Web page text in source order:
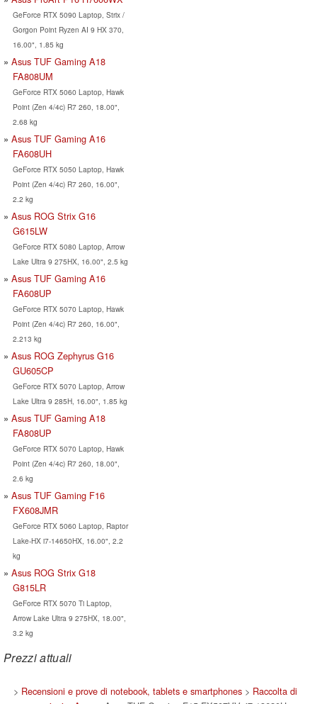
GeForce RTX 5090 Laptop, Strix /
Gorgon Point Ryzen AI 9 HX 370,
16.00", 1.85 kg
Asus TUF Gaming A18
FA808UM
GeForce RTX 5060 Laptop, Hawk
Point (Zen 4/4c) R7 260, 18.00",
2.68 kg
Asus TUF Gaming A16
FA608UH
GeForce RTX 5050 Laptop, Hawk
Point (Zen 4/4c) R7 260, 16.00",
2.2 kg
Asus ROG Strix G16
G615LW
GeForce RTX 5080 Laptop, Arrow
Lake Ultra 9 275HX, 16.00", 2.5 kg
Asus TUF Gaming A16
FA608UP
GeForce RTX 5070 Laptop, Hawk
Point (Zen 4/4c) R7 260, 16.00",
2.213 kg
Asus ROG Zephyrus G16
GU605CP
GeForce RTX 5070 Laptop, Arrow
Lake Ultra 9 285H, 16.00", 1.85 kg
Asus TUF Gaming A18
FA808UP
GeForce RTX 5070 Laptop, Hawk
Point (Zen 4/4c) R7 260, 18.00",
2.6 kg
Asus TUF Gaming F16
FX608JMR
GeForce RTX 5060 Laptop, Raptor
Lake-HX i7-14650HX, 16.00", 2.2
kg
Asus ROG Strix G18
G815LR
GeForce RTX 5070 Ti Laptop,
Arrow Lake Ultra 9 275HX, 18.00",
3.2 kg
Prezzi attuali
> Recensioni e prove di notebook, tablets e smartphones> Raccolta di